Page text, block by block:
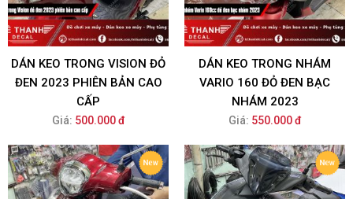
DÁN KEO TRONG VISION ĐỎ
ĐEN 2023 PHIÊN BẢN CAO
CẤP
Giá: 500.000 đ
DÁN KEO TRONG NHÁM
VARIO 160 ĐỎ ĐEN BẠC
NHÁM 2023
Giá: 550.000 đ